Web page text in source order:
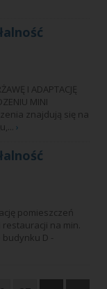
I ADAPTACJĘ
MINI
znajdują się na
›
pomieszczeń
na min.
D -